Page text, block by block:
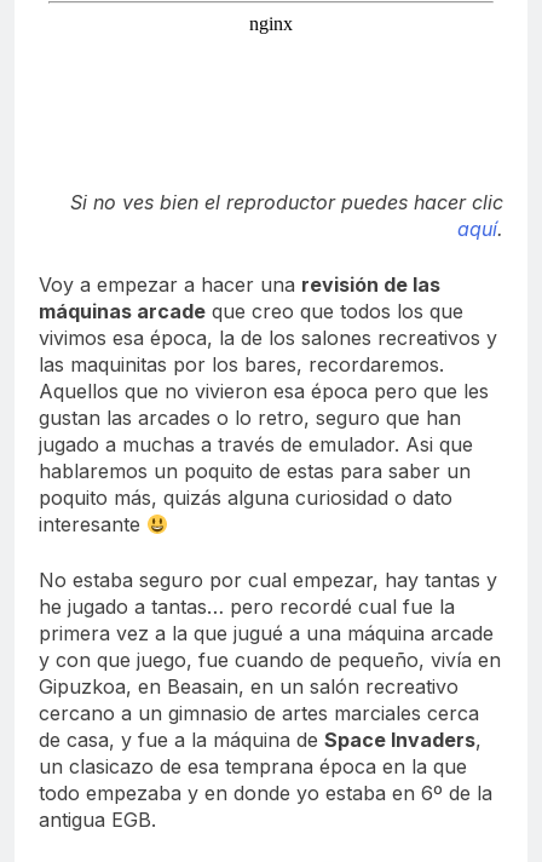
Si no ves bien el reproductor puedes hacer clic
aquí.
Voy a empezar a hacer una revisión de las
máquinas arcade que creo que todos los que
vivimos esa época, la de los salones recreativos y
las maquinitas por los bares, recordaremos.
Aquellos que no vivieron esa época pero que les
gustan las arcades o lo retro, seguro que han
jugado a muchas a través de emulador. Asi que
hablaremos un poquito de estas para saber un
poquito más, quizás alguna curiosidad o dato
interesante
No estaba seguro por cual empezar, hay tantas y
he jugado a tantas… pero recordé cual fue la
primera vez a la que jugué a una máquina arcade
y con que juego, fue cuando de pequeño, vivía en
Gipuzkoa, en Beasain, en un salón recreativo
cercano a un gimnasio de artes marciales cerca
de casa, y fue a la máquina de Space Invaders,
un clasicazo de esa temprana época en la que
todo empezaba y en donde yo estaba en 6º de la
antigua EGB.